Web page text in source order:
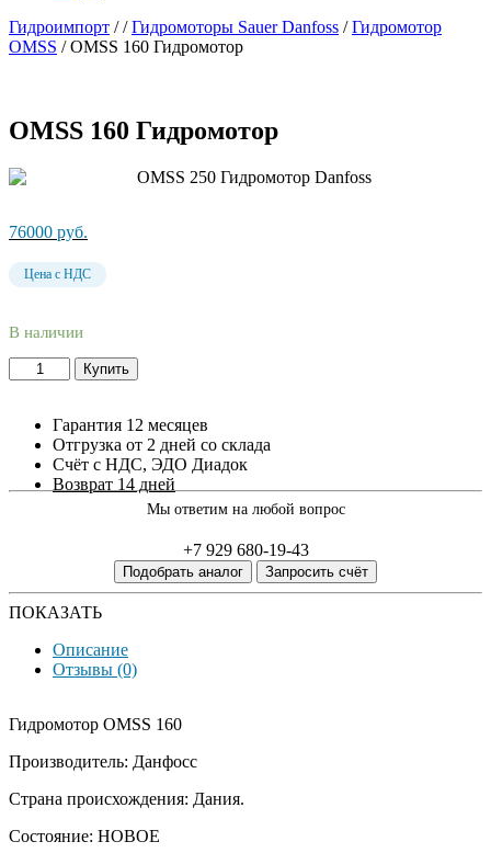
Гидроимпорт //Гидромоторы Sauer Danfoss /Гидромотор
OMSS /OMSS 160 Гидромотор
OMSS 160 Гидромотор
76000 руб.
Цена с НДС
В наличии
Купить
Гарантия 12 месяцев
Отгрузка от 2 дней со склада
Счёт с НДС, ЭДО Диадок
Возврат 14 дней
Мы ответим на любой вопрос
+7 929 680-19-43
Подобрать аналог Запросить счёт
ПОКАЗАТЬ
Описание
Отзывы (0)
Гидромотор OMSS 160
Производитель: Данфосс
Страна происхождения: Дания.
Состояние: НОВОЕ